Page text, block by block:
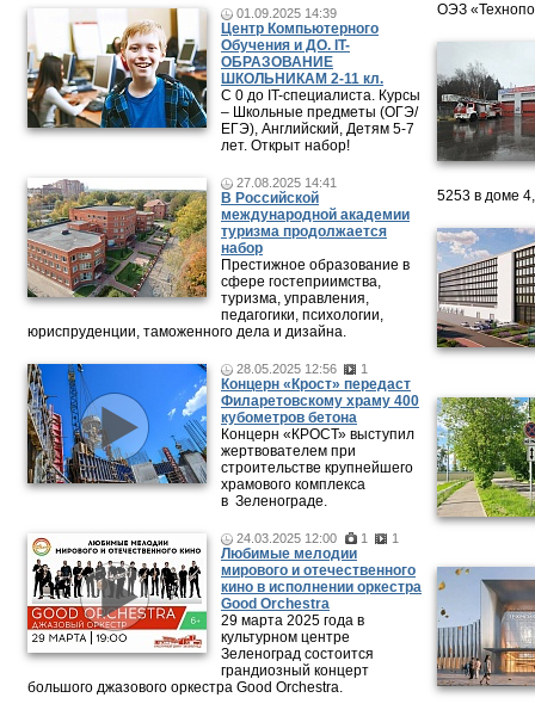
01.09.2025 14:39
Центр Компьютерного
Обучения и ДО. IT-
ОБРАЗОВАНИЕ
ШКОЛЬНИКАМ 2-11 кл.
С 0 до IT-специалиста. Курсы
– Школьные предметы (ОГЭ/
ЕГЭ), Английский, Детям 5-7
лет. Открыт набор!
27.08.2025 14:41
В Российской
международной академии
туризма продолжается
набор
Престижное образование в
сфере гостеприимства,
туризма, управления,
педагогики, психологии,
юриспруденции, таможенного дела и дизайна.
28.05.2025 12:56 1
Концерн «Крост» передаст
Филаретовскому храму 400
кубометров бетона
Концерн «КРОСТ» выступил
жертвователем при
строительстве крупнейшего
храмового комплекса
в Зеленограде.
24.03.2025 12:00 1 1
Любимые мелодии
мирового и отечественного
кино в исполнении оркестра
Good Orchestra
29 марта 2025 года в
культурном центре
Зеленоград состоится
грандиозный концерт
большого джазового оркестра Good Orchestra.
ОЭЗ
5253 в доме